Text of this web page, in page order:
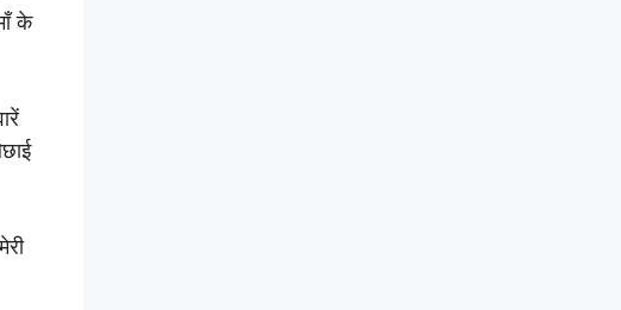
के